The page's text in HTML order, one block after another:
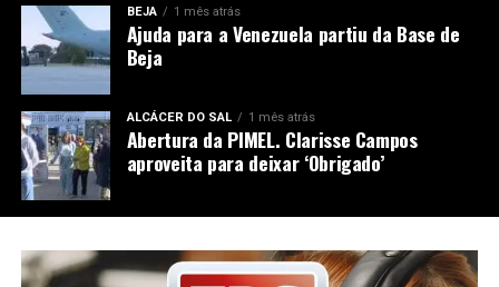
BEJA 1 mês atrás
Ajuda para a Venezuela partiu da Base de
Beja
ALCÁCER DO SAL 1 mês atrás
Abertura da PIMEL. Clarisse Campos
aproveita para deixar ‘Obrigado’